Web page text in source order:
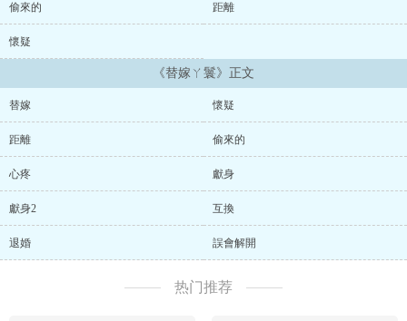
偷來的 距離
懷疑
《替嫁ㄚ鬟》正文
替嫁 懷疑
距離 偷來的
心疼 獻身
獻身2 互換
退婚 誤會解開
热门推荐